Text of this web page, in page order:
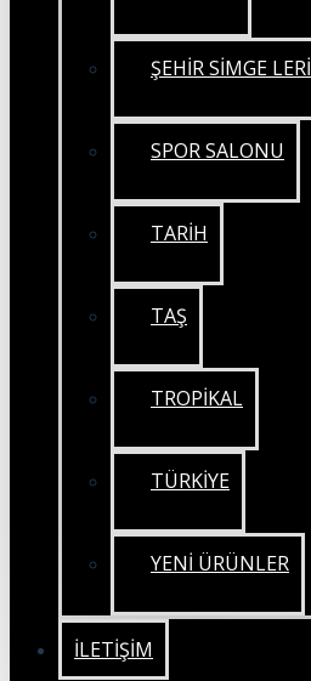
ŞEHİR SİMGE LERİ
SPOR SALONU
TARİH
TAŞ
TROPİKAL
TÜRKİYE
YENİ ÜRÜNLER
İLETIŞIM